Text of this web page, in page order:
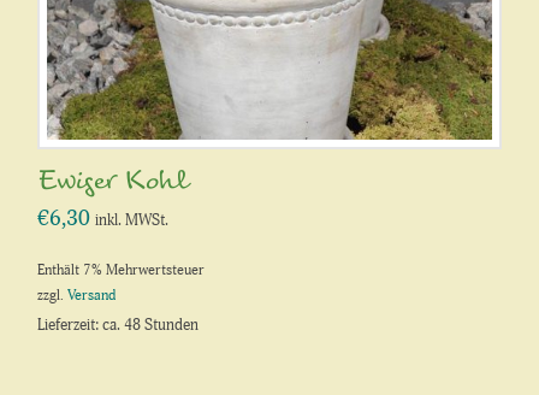
Ewiger Kohl
€6,30 inkl. MWSt.
Enthält 7% Mehrwertsteuer
zzgl.Versand
Lieferzeit: ca. 48 Stunden